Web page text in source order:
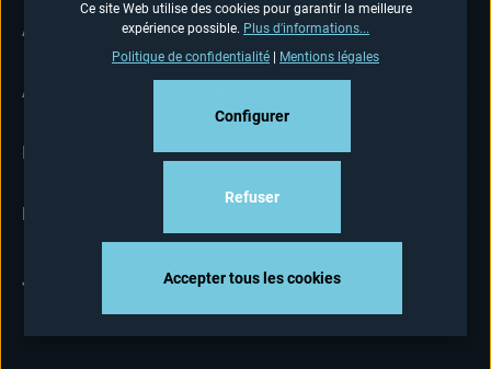
ASSISTANCE TÉLÉPHONIQUE
ASSISTANCE BOUTIQUE
INFORMATIONS
Ce site Web utilise des cookies pour garantir la meilleure
expérience possible. Plus d'informations...
Politique de confidentialité
Mentions légales
Refuser
Configurer
Accepter tous les cookies